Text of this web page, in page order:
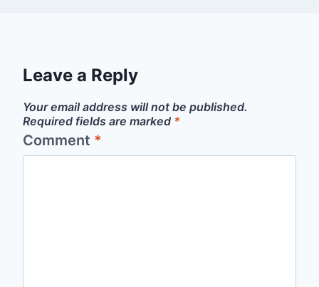
Leave a Reply
Your email address will not be published.
Required fields are marked *
Comment *